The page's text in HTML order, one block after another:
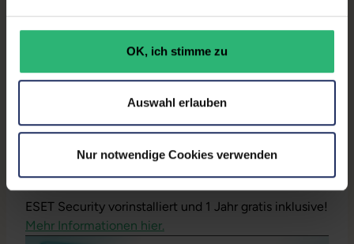
OK, ich stimme zu
Auswahl erlauben
Nur notwendige Cookies verwenden
Dennoch können wir keine Garantieleistungen auf
Akkulaufzeiten übernehmen.
ESET Security vorinstalliert und 1 Jahr gratis inklusive!
Mehr Informationen hier.